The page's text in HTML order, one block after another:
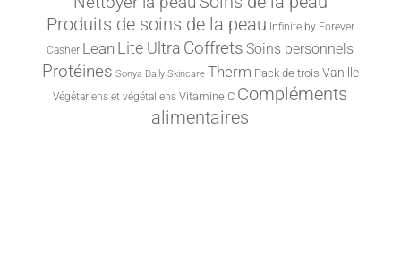
Produits de soins de la peau Infinite by Forever
Casher Lean Lite Ultra Coffrets Soins personnels
Protéines Sonya Daily Skincare Therm Pack de trois Vanille
Végétariens et végétaliens Vitamine C Compléments
alimentaires